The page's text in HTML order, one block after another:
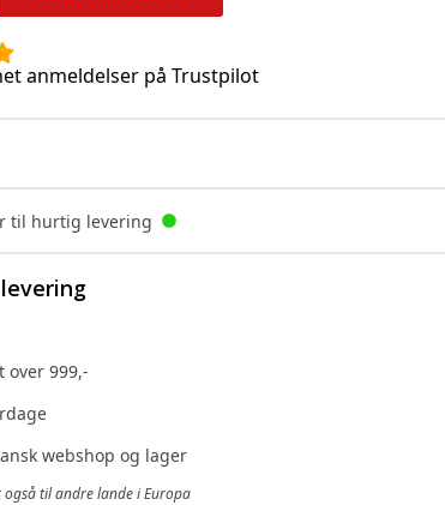
anmeldelser på Trustpilot
til hurtig levering
over 999,-
webshop og lager
også til andre lande i Europa